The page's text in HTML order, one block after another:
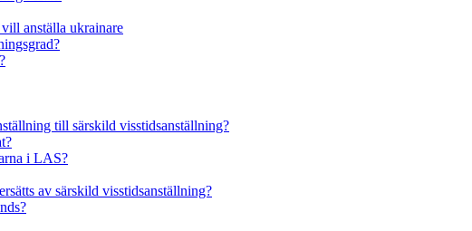
anställa ukrainare
till särskild visstidsanställning?
i LAS?
av särskild visstidsanställning?